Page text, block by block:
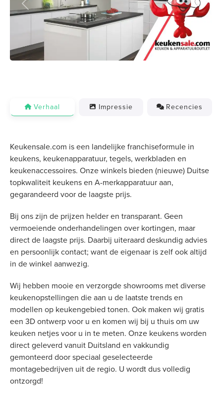
Previous Next
Verhaal Impressie Recencies
Keukensale.com is een landelijke franchiseformule in
keukens, keukenapparatuur, tegels, werkbladen en
keukenaccessoires. Onze winkels bieden (nieuwe) Duitse
topkwaliteit keukens en A-merkapparatuur aan,
gegarandeerd voor de laagste prijs.
Bij ons zijn de prijzen helder en transparant. Geen
vermoeiende onderhandelingen over kortingen, maar
direct de laagste prijs. Daarbij uiteraard deskundig advies
en persoonlijk contact; want de eigenaar is zelf ook altijd
in de winkel aanwezig.
Wij hebben mooie en verzorgde showrooms met diverse
keukenopstellingen die aan u de laatste trends en
modellen op keukengebied tonen. Ook maken wij gratis
een 3D ontwerp voor u en komen wij bij u thuis om uw
keuken netjes voor u in te meten. Onze keukens worden
direct geleverd vanuit Duitsland en vakkundig
gemonteerd door speciaal geselecteerde
montagebedrijven uit de regio. U wordt dus volledig
ontzorgd!